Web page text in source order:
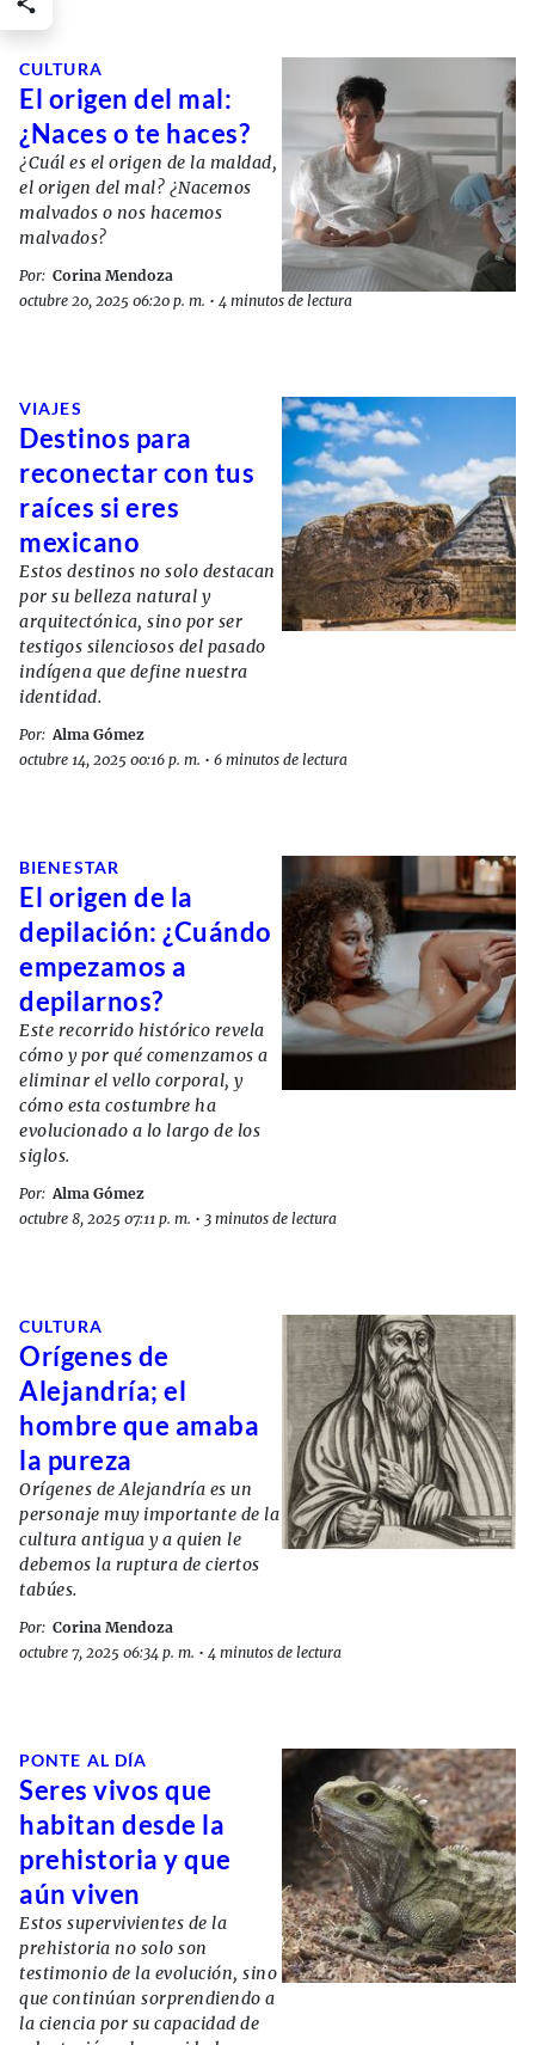
CULTURA
El origen del mal:
¿Naces o te haces?
¿Cuál es el origen de la maldad,
el origen del mal? ¿Nacemos
malvados o nos hacemos
malvados?
Por: Corina Mendoza
octubre 20, 2025 06:20 p. m. • 4 minutos de lectura
VIAJES
Destinos para
reconectar con tus
raíces si eres
mexicano
Estos destinos no solo destacan
por su belleza natural y
arquitectónica, sino por ser
testigos silenciosos del pasado
indígena que define nuestra
identidad.
Por: Alma Gómez
octubre 14, 2025 00:16 p. m. • 6 minutos de lectura
BIENESTAR
El origen de la
depilación: ¿Cuándo
empezamos a
depilarnos?
Este recorrido histórico revela
cómo y por qué comenzamos a
eliminar el vello corporal, y
cómo esta costumbre ha
evolucionado a lo largo de los
siglos.
Por: Alma Gómez
octubre 8, 2025 07:11 p. m. • 3 minutos de lectura
CULTURA
Orígenes de
Alejandría; el
hombre que amaba
la pureza
Orígenes de Alejandría es un
personaje muy importante de la
cultura antigua y a quien le
debemos la ruptura de ciertos
tabúes.
Por: Corina Mendoza
octubre 7, 2025 06:34 p. m. • 4 minutos de lectura
PONTE AL DÍA
Seres vivos que
habitan desde la
prehistoria y que
aún viven
Estos supervivientes de la
prehistoria no solo son
testimonio de la evolución, sino
que continúan sorprendiendo a
la ciencia por su capacidad de